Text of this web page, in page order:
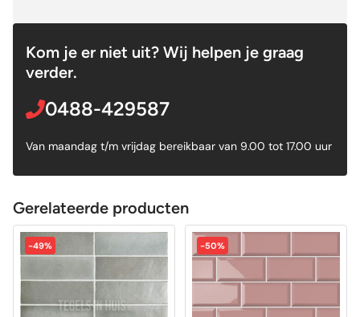
Kom je er niet uit? Wij helpen je graag
verder.
0488-429587
Van maandag t/m vrijdag bereikbaar van 9.00 tot 17.00 uur
Gerelateerde producten
-49% -50%